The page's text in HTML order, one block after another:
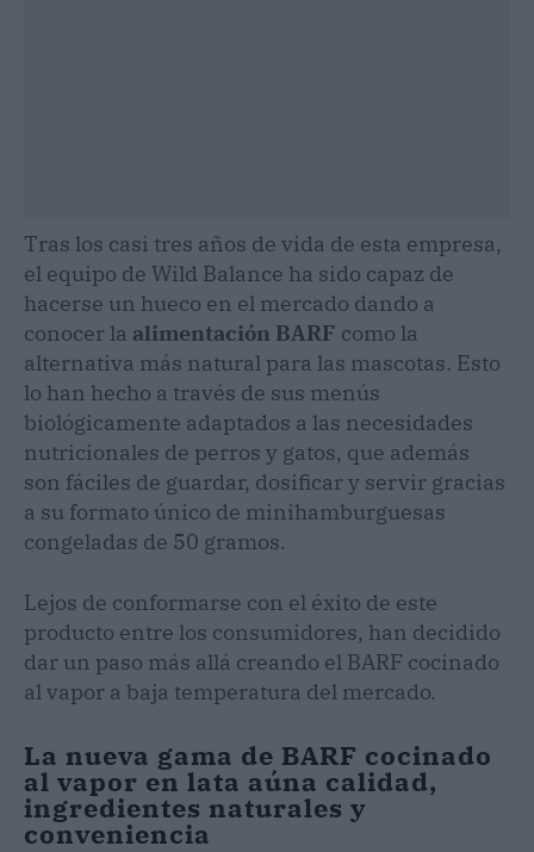
Tras los casi tres años de vida de esta empresa,
el equipo de Wild Balance ha sido capaz de
hacerse un hueco en el mercado dando a
conocer la alimentación BARF como la
alternativa más natural para las mascotas. Esto
lo han hecho a través de sus menús
biológicamente adaptados a las necesidades
nutricionales de perros y gatos, que además
son fáciles de guardar, dosificar y servir gracias
a su formato único de minihamburguesas
congeladas de 50 gramos.
Lejos de conformarse con el éxito de este
producto entre los consumidores, han decidido
dar un paso más allá creando el BARF cocinado
al vapor a baja temperatura del mercado.
La nueva gama de BARF cocinado
al vapor en lata aúna calidad,
ingredientes naturales y
conveniencia